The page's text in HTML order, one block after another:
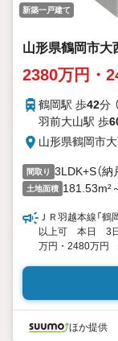
新築一戸建て
山形県鶴岡市大
2380万円・
鶴岡駅 歩42分
羽前大山駅 歩
山形県鶴岡市
間取り 3LDK+S（納
土地面積 181.53m²
ＪＲ羽越本線「
以上可 本日 3
万円・2480万円
ほか提供